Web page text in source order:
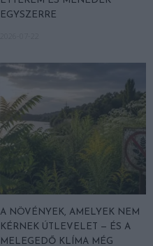
EGYSZERRE
A NÖVÉNYEK, AMELYEK NEM
KÉRNEK ÚTLEVELET — ÉS A
MELEGEDŐ KLÍMA MÉG